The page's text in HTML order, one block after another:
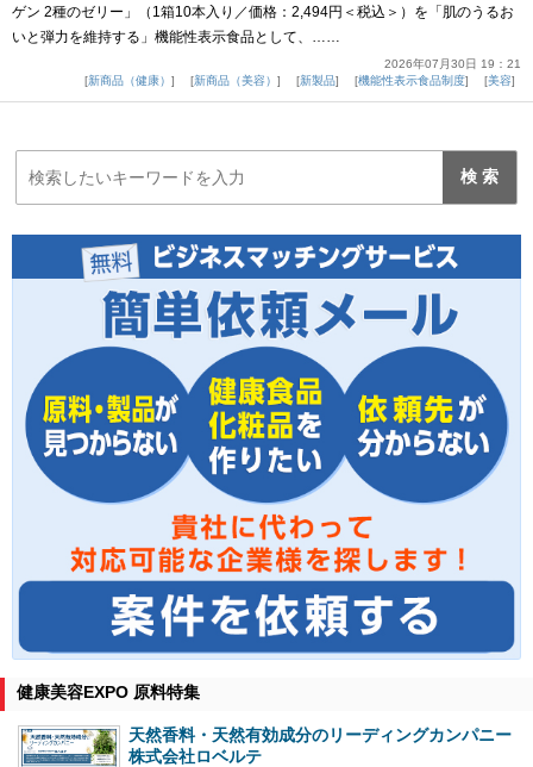
ゲン 2種のゼリー」（1箱10本入り／価格：2,494円＜税込＞）を「肌のうるお
いと弾力を維持する」機能性表示食品として、……
2026年07月30日 19：21
新商品（健康）
新商品（美容） 新製品 機能性表示食品制度 美容
健康美容EXPO 原料特集
天然香料・天然有効成分のリーディングカンパニー
株式会社ロベルテ